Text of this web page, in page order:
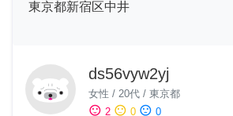
東京都新宿区中井
ds56vyw2yj
女性 / 20代 / 東京都
sentiment_satisfied 2 sentiment_neutral 0 sentiment_dissatisfied 0